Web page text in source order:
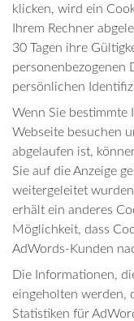
klicken, wird ein
Ihrem Rechner
30 Tagen ihre
personenbezogenen
persönlichen
Wenn Sie bestimmte
Webseite besuchen
abgelaufen ist,
Sie auf die Anzeige
weitergeleitet
erhält ein anderes
Möglichkeit, dass
AdWords-Kunden
Die Informationen,
eingeholten werden,
Statistiken für